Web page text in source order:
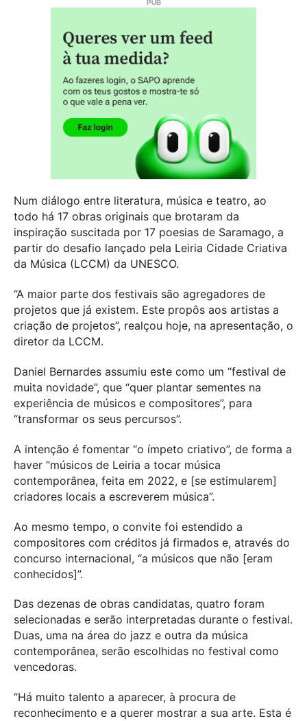
Num diálogo entre literatura, música e teatro, ao
todo há 17 obras originais que brotaram da
inspiração suscitada por 17 poesias de Saramago, a
partir do desafio lançado pela Leiria Cidade Criativa
da Música (LCCM) da UNESCO.
“A maior parte dos festivais são agregadores de
projetos que já existem. Este propôs aos artistas a
criação de projetos”, realçou hoje, na apresentação, o
diretor da LCCM.
Daniel Bernardes assumiu este como um “festival de
muita novidade”, que “quer plantar sementes na
experiência de músicos e compositores”, para
“transformar os seus percursos”.
A intenção é fomentar “o ímpeto criativo”, de forma a
haver “músicos de Leiria a tocar música
contemporânea, feita em 2022, e [se estimularem]
criadores locais a escreverem música”.
Ao mesmo tempo, o convite foi estendido a
compositores com créditos já firmados e, através do
concurso internacional, “a músicos que não [eram
conhecidos]”.
Das dezenas de obras candidatas, quatro foram
selecionadas e serão interpretadas durante o festival.
Duas, uma na área do jazz e outra da música
contemporânea, serão escolhidas no festival como
vencedoras.
“Há muito talento a aparecer, à procura de
reconhecimento e a querer mostrar a sua arte. Esta é